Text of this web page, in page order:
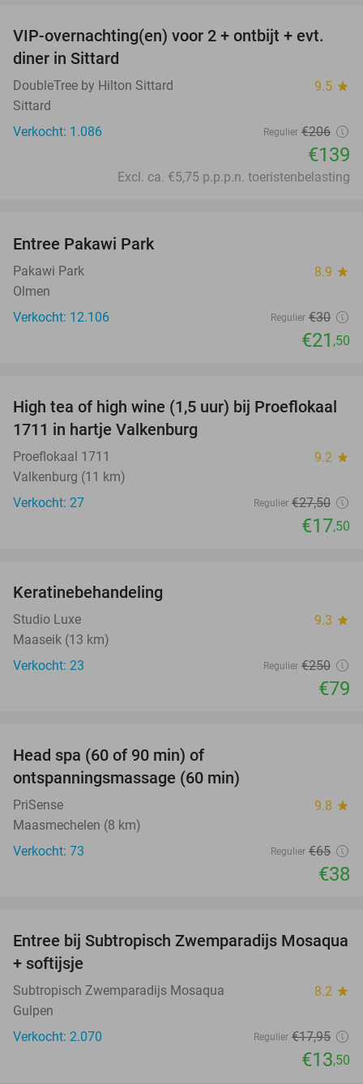
33%
VIP-overnachting(en) voor 2 + ontbijt + evt.
diner in Sittard
DoubleTree by Hilton Sittard 9.5 star
Sittard
Verkocht: 1.086
Regulier €206
€139
Excl. ca. €5,75 p.p.p.n. toeristenbelasting
Entree Pakawi Park
Pakawi Park 8.9 star
Olmen
Verkocht: 12.106
Regulier €30
€21 ,50
36%
High tea of high wine (1,5 uur) bij Proeflokaal
1711 in hartje Valkenburg
Proeflokaal 1711 9.2 star
Valkenburg (11 km)
Verkocht: 27
Regulier €27,50
€17,50
Keratinebehandeling
Studio Luxe 9.3 star
Maaseik (13 km)
Verkocht: 23
Regulier €250
€79
Head spa (60 of 90 min) of
ontspanningsmassage (60 min)
PriSense 9.8 star
Maasmechelen (8 km)
Verkocht: 73
Regulier €65
€38
25%
Entree bij Subtropisch Zwemparadijs Mosaqua
+ softijsje
Subtropisch Zwemparadijs Mosaqua 8.2 star
Gulpen
Verkocht: 2.070
Regulier €17,95
€13,50